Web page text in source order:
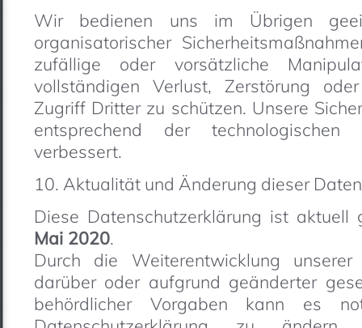
Wir bedienen uns im Übrigen
organisatorischer
zufällige oder vorsätzliche
vollständigen Verlust, Zerstörung
Zugriff Dritter zu schützen. Unsere
entsprechend der technologischen
verbessert.
10. Aktualität und Änderung dieser
Diese Datenschutzerklärung ist
Mai 2020.
Durch die Weiterentwicklung
darüber oder aufgrund geänderter
behördlicher Vorgaben kann es